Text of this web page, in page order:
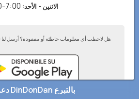
الاثنين - الأحد:
7:00-12:30
هل لاحظت أي معلومات خاطئة أو مفقودة؟ أرسل
دعم DinDonDan بالتبرع